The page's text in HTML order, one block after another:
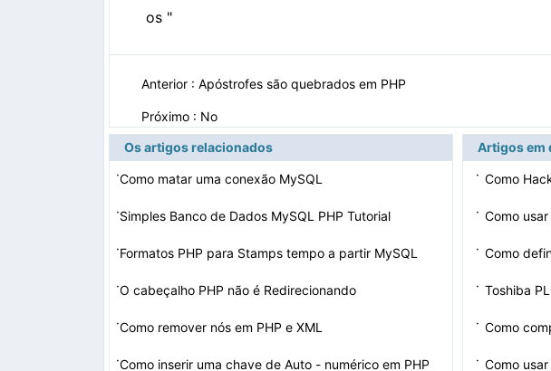
os "
Anterior : Apóstrofes são quebrados em PHP
Próximo : No
Os artigos relacionados
·Como matar uma conexão MySQL
·Simples Banco de Dados MySQL PHP Tutorial
·Formatos PHP para Stamps tempo a partir MySQL
·O cabeçalho PHP não é Redirecionando
·Como remover nós em PHP e XML
·Como inserir uma chave de Auto - numérico em PHP
Artigos em
· Como
· Como
· Como
· Toshiba
· Como
· Como